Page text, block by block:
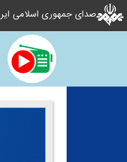
صدای جمهوری اسلامی